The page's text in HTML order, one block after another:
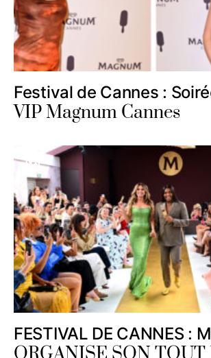
Festival de Cannes :
VIP Magnum Cannes
FESTIVAL DE CANNES :